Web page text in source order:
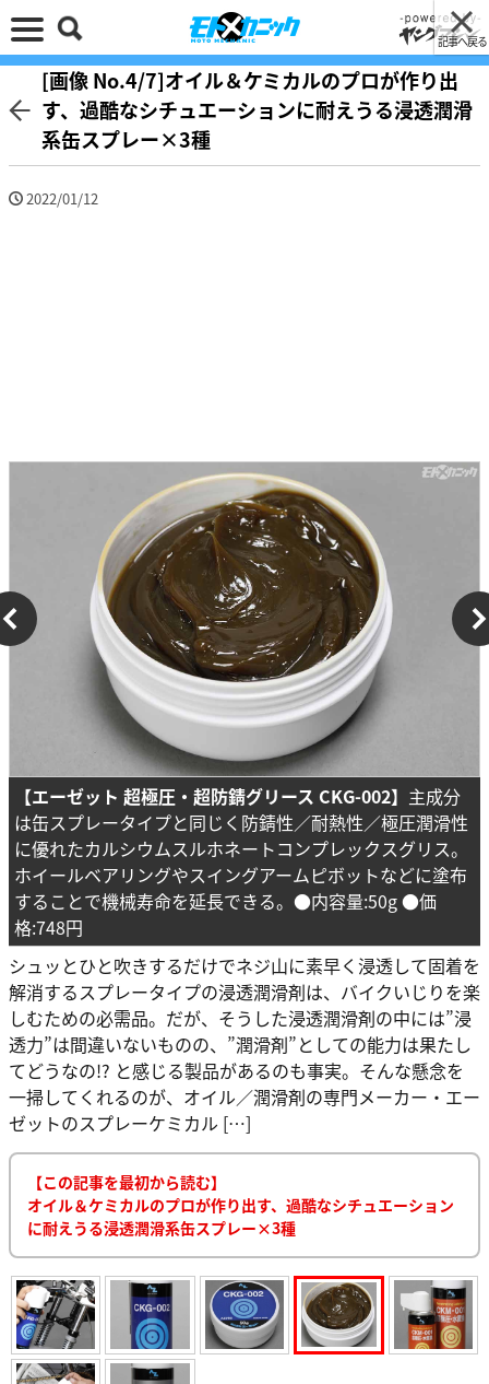
記事へ戻る
[画像 No.4/7]オイル＆ケミカルのプロが作り出
す、過酷なシチュエーションに耐えうる浸透潤滑
系缶スプレー×3種
2022/01/12
【エーゼット 超極圧・超防錆グリース CKG-002】 主成分
は缶スプレータイプと同じく防錆性／耐熱性／極圧潤滑性
に優れたカルシウムスルホネートコンプレックスグリス。
ホイールベアリングやスイングアームピボットなどに塗布
することで機械寿命を延長できる。●内容量:50g ●価
格:748円
シュッとひと吹きするだけでネジ山に素早く浸透して固着を
解消するスプレータイプの浸透潤滑剤は、バイクいじりを楽
しむための必需品。だが、そうした浸透潤滑剤の中には”浸
透力”は間違いないものの、”潤滑剤”としての能力は果たし
てどうなの!? と感じる製品があるのも事実。そんな懸念を
一掃してくれるのが、オイル／潤滑剤の専門メーカー・エー
ゼットのスプレーケミカル […]
【この記事を最初から読む】
オイル＆ケミカルのプロが作り出す、過酷なシチュエーション
に耐えうる浸透潤滑系缶スプレー×3種